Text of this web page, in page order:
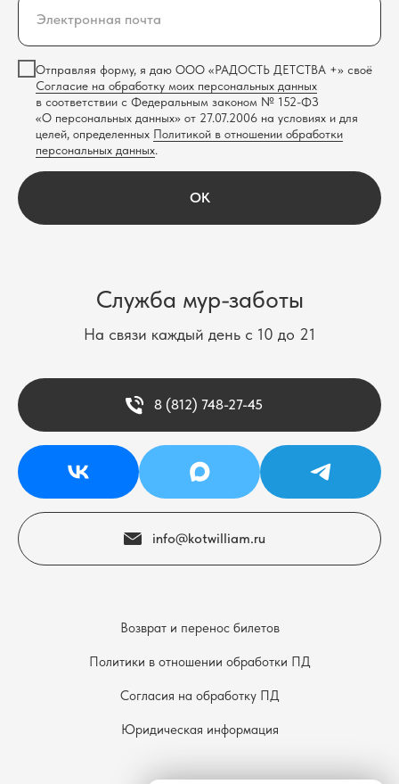
Отправляя форму, я даю ООО «РАДОСТЬ ДЕТСТВА +» своё
Согласие на обработку моих персональных данных
в соответствии с Федеральным законом № 152-ФЗ
«О персональных данных» от 27.07.2006 на условиях и для
целей, определенных Политикой в отношении обработки
персональных данных.
OK
Служба мур-заботы
На связи каждый день с 10 до 21
8 (812) 748-27-45
info@kotwilliam.ru
Возврат и перенос билетов
Политики в отношении обработки ПД
Согласия на обработку ПД
Юридическая информация